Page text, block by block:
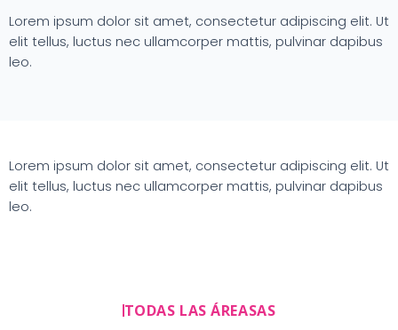
Lorem ipsum dolor sit amet, consectetur adipiscing elit. Ut
elit tellus, luctus nec ullamcorper mattis, pulvinar dapibus
leo.
Lorem ipsum dolor sit amet, consectetur adipiscing elit. Ut
elit tellus, luctus nec ullamcorper mattis, pulvinar dapibus
leo.
TODAS LAS ÁREASAS